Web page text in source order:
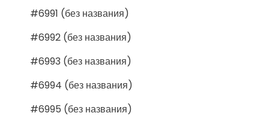
#6991 (без названия)
#6992 (без названия)
#6993 (без названия)
#6994 (без названия)
#6995 (без названия)